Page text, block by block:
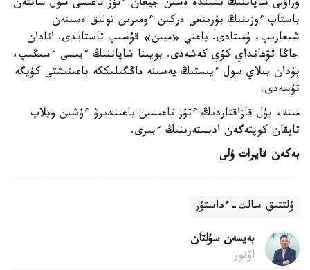
وراۋلى شاپاننىڭ ىشىندە ەسىن جيعان ءتۇز تاعىسى سول ساتتەن
باستاپ ءوزىنىڭ بۇرىنعى ەركىن ءومىرىن تولىق ەسىنەن
شىعارىپ، ۇمىتادى. ياعني «ميىن» قۇسىپ تاستايدى. انادان
جاڭا تۋعانداي كۇي كەشەدى. بويىنا شاپاننىڭ ءيىسى ءسىڭىپ،
بۇدان بىلاي سول ءيىستىڭ يەسىنە ماڭگىلىككە باعىنىشتى كۇيگە
تۇسەدى.
مىنە، بۇل قازاقتاردىڭ ءتۇز تاعىسىن باعىندىرۋ ءۇشىن ويلاپ
تاپقان كوپتەگەن ادىستەرىنىڭ ءبىرى.
بەكەن قايرات ۇلى
ۇلتتىق سالت-ءداستۇر
بەيسەن سۇلتان
اۆتور